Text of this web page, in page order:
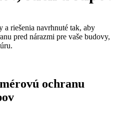
a riešenia navrhnuté tak, aby
pred nárazmi pre vaše budovy,
ochranu